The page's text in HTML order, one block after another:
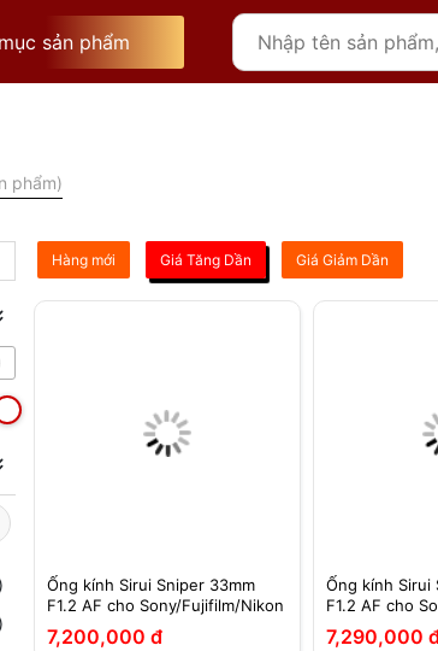
sản phẩm
phẩm)
Hàng mới Giá Tăng Dần Giá Giảm Dần
Ống kính Sirui Sniper 33mm
F1.2 AF cho Sony/Fujifilm/Nikon
7,200,000 đ
Ống kính Sirui
F1.2 AF cho
7,290,000